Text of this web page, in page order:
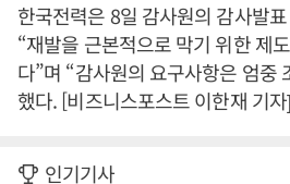
한국전력은 8일 감사원의 감사발
“재발을 근본적으로 막기 위한 제
다”며 “감사원의 요구사항은 엄중
했다. [비즈니스포스트 이한재 기자]
인기기사